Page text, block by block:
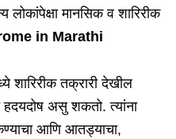
लोकांपेक्षा मानसिक व शारिरीक
in Marathi
शारिरीक तक्रारी देखील
असु शकतो. त्यांना
आणि आतड्याचा,